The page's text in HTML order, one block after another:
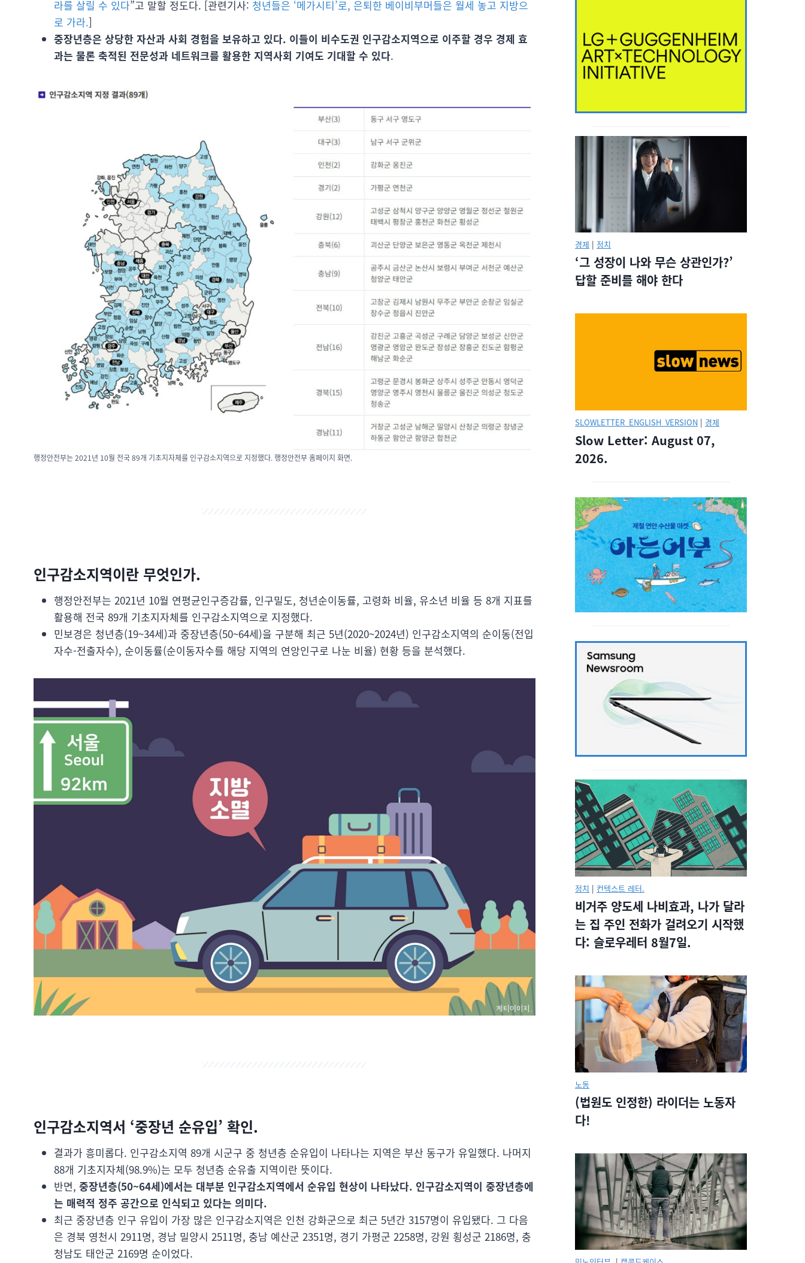
라를 살릴 수 있다”고 말할 정도다. [관련기사: 청년들은 ‘메가시티’로, 은퇴한 베이비부머들은 월세 놓고 지방으
로 가라.]
중장년층은 상당한 자산과 사회 경험을 보유하고 있다. 이들이 비수도권 인구감소지역으로 이주할 경우 경제 효
과는 물론 축적된 전문성과 네트워크를 활용한 지역사회 기여도 기대할 수 있다.
행정안전부는 2021년 10월 전국 89개 기초지자체를 인구감소지역으로 지정했다. 행정안전부 홈페이지 화면.
인구감소지역이란 무엇인가.
행정안전부는 2021년 10월 연평균인구증감률, 인구밀도, 청년순이동률, 고령화 비율, 유소년 비율 등 8개 지표를
활용해 전국 89개 기초지자체를 인구감소지역으로 지정했다.
민보경은 청년층(19~34세)과 중장년층(50~64세)을 구분해 최근 5년(2020~2024년) 인구감소지역의 순이동(전입
자수-전출자수), 순이동률(순이동자수를 해당 지역의 연앙인구로 나눈 비율) 현황 등을 분석했다.
인구감소지역서 ‘중장년 순유입’ 확인.
결과가 흥미롭다. 인구감소지역 89개 시군구 중 청년층 순유입이 나타나는 지역은 부산 동구가 유일했다. 나머지
88개 기초지자체(98.9%)는 모두 청년층 순유출 지역이란 뜻이다.
반면, 중장년층(50~64세)에서는 대부분 인구감소지역에서 순유입 현상이 나타났다. 인구감소지역이 중장년층에
는 매력적 정주 공간으로 인식되고 있다는 의미다.
최근 중장년층 인구 유입이 가장 많은 인구감소지역은 인천 강화군으로 최근 5년간 3157명이 유입됐다. 그 다음
은 경북 영천시 2911명, 경남 밀양시 2511명, 충남 예산군 2351명, 경기 가평군 2258명, 강원 횡성군 2186명, 충
청남도 태안군 2169명 순이었다.
경제 | 정치
‘그 성장이 나와 무슨 상관인가?’
답할 준비를 해야 한다
SLOWLETTER_ENGLISH_VERSION | 경제
Slow Letter: August 07,
2026.
정치 | 컨텍스트 레터.
비거주 양도세 나비효과, 나가 달라
는 집 주인 전화가 걸려오기 시작했
다: 슬로우레터 8월7일.
노동
(법원도 인정한) 라이더는 노동자
다!